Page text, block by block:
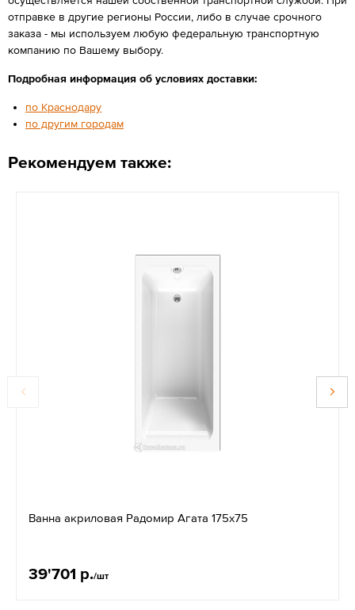
отправке в другие регионы России, либо в случае срочного
заказа - мы используем любую федеральную транспортную
компанию по Вашему выбору.
Подробная информация об условиях доставки:
по Краснодару
по другим городам
Рекомендуем также:
Ванна акриловая Радомир Агата 175х75
39'701 р./шт